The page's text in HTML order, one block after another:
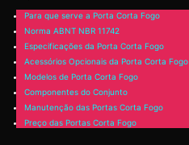
Para que serve a Porta Corta Fogo
Norma ABNT NBR 11742
Especificações da Porta Corta Fogo
Acessórios Opcionais da Porta Corta Fogo
Modelos de Porta Corta Fogo
Componentes do Conjunto
Manutenção das Portas Corta Fogo
Preço das Portas Corta Fogo